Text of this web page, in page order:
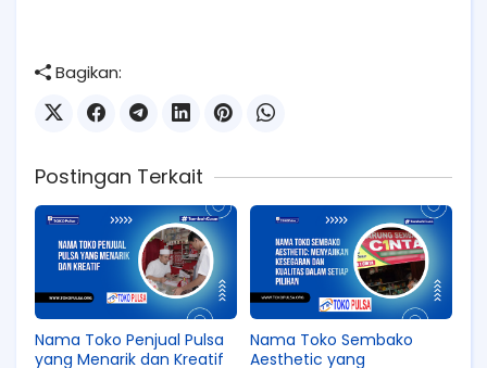
Bagikan:
Postingan Terkait
Nama Toko Penjual Pulsa
yang Menarik dan Kreatif
Nama Toko Sembako
Aesthetic yang